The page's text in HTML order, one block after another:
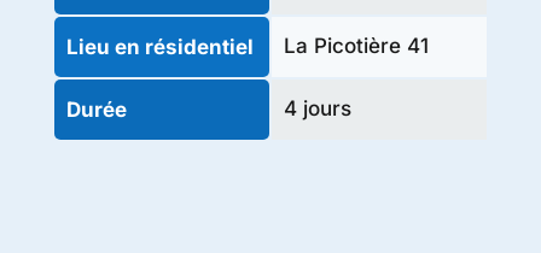
Lieu en résidentiel
Durée
La Picotière 41
4 jours